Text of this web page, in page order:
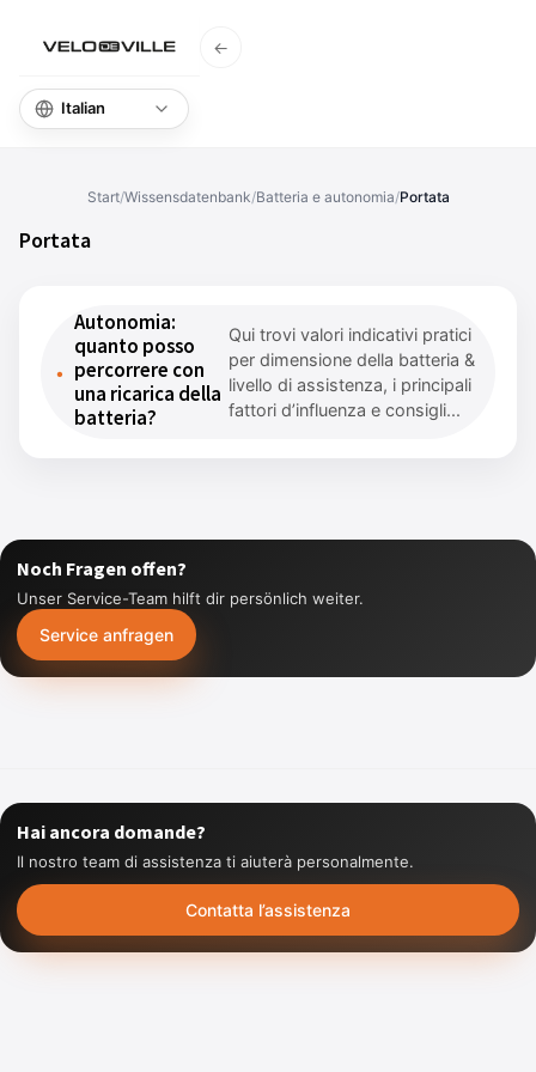
←
Start/Wissensdatenbank/Batteria e autonomia/Portata
Portata
Autonomia:
quanto posso
percorrere con
una ricarica della
batteria?
Qui trovi valori indicativi pratici
per dimensione della batteria &
livello di assistenza, i principali
fattori d’influenza e consigli...
Noch Fragen offen?
Unser Service-Team hilft dir persönlich weiter.
Service anfragen
Hai ancora domande?
Il nostro team di assistenza ti aiuterà personalmente.
Contatta l’assistenza